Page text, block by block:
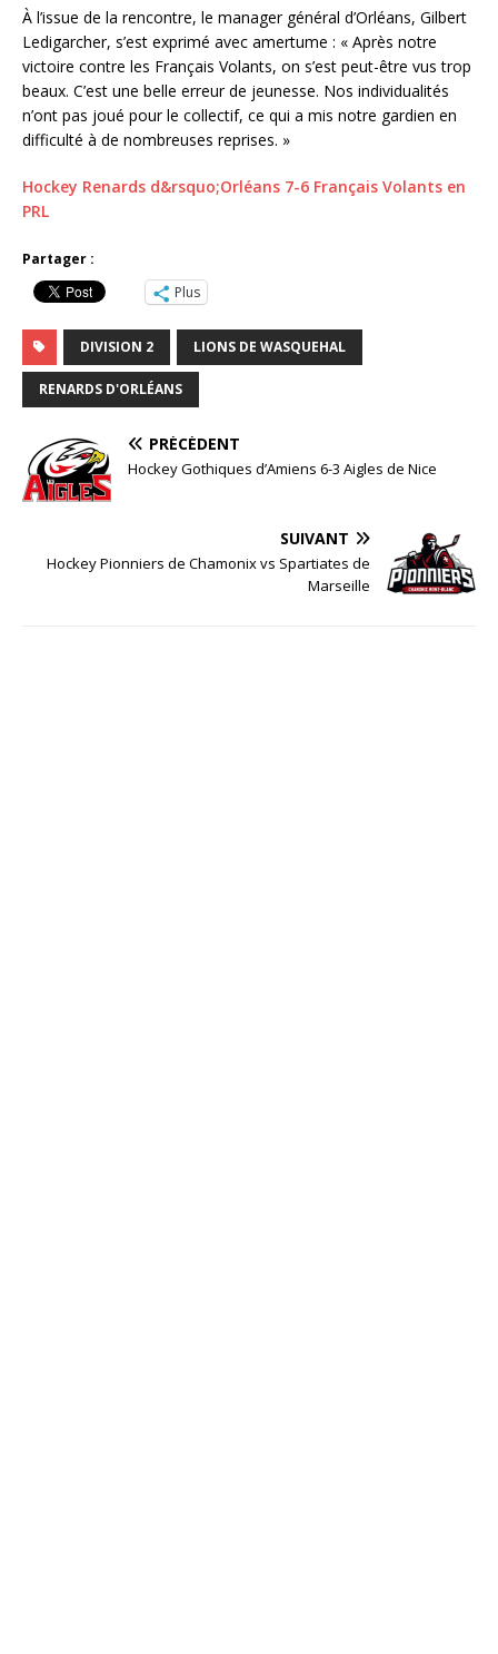
À l’issue de la rencontre, le manager général d’Orléans, Gilbert
Ledigarcher, s’est exprimé avec amertume : « Après notre
victoire contre les Français Volants, on s’est peut-être vus trop
beaux. C’est une belle erreur de jeunesse. Nos individualités
n’ont pas joué pour le collectif, ce qui a mis notre gardien en
difficulté à de nombreuses reprises. »
Hockey Renards d&rsquo;Orléans 7-6 Français Volants en
PRL
Partager :
Plus
DIVISION 2 LIONS DE WASQUEHAL
RENARDS D'ORLÉANS
PRÉCÉDENT
Hockey Gothiques d’Amiens 6-3 Aigles de Nice
SUIVANT
Hockey Pionniers de Chamonix vs Spartiates de
Marseille